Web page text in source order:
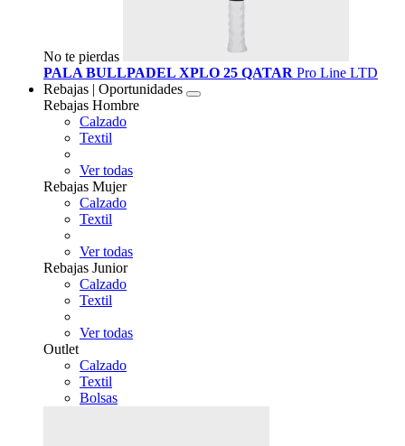
No te pierdas
PALA BULLPADEL XPLO 25 QATAR Pro Line LTD
Rebajas | Oportunidades
Rebajas Hombre
Calzado
Textil
Ver todas
Rebajas Mujer
Calzado
Textil
Ver todas
Rebajas Junior
Calzado
Textil
Ver todas
Outlet
Calzado
Textil
Bolsas